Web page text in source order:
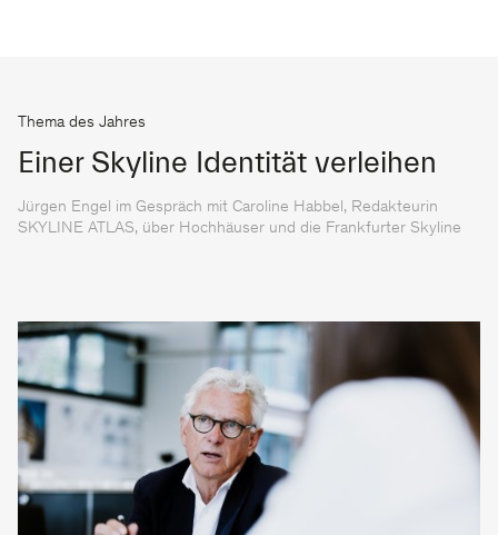
Thema des Jahres
Einer Skyline Identität verleihen
Jürgen Engel im Gespräch mit Caroline Habbel, Redakteurin
SKYLINE ATLAS, über Hochhäuser und die Frankfurter Skyline